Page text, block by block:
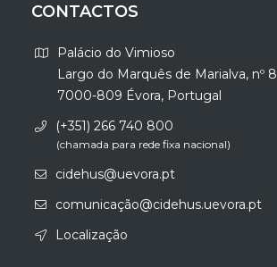
CONTACTOS
Palácio do Vimioso
Largo do Marquês de Marialva, nº 8
7000-809 Évora, Portugal
(+351) 266 740 800
(chamada para rede fixa nacional)
cidehus@uevora.pt
comunicação@cidehus.uevora.pt
Localização